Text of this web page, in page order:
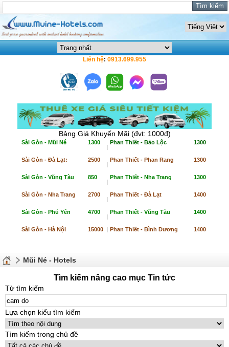
Liên hệ: 0913.699.955
Bảng Giá Khuyến Mãi (đvt: 1000đ)
Sài Gòn - Mũi Né 1300
|
Phan Thiết - Bảo Lộc 1300
Sài Gòn - Đà Lạt: 2500
|
Phan Thiết - Phan Rang 1300
Sài Gòn - Vũng Tàu 850
|
Phan Thiết - Nha Trang 1300
Sài Gòn - Nha Trang 2700
|
Phan Thiết - Đà Lạt 1400
Sài Gòn - Phú Yên 4700
|
Phan Thiết - Vũng Tàu 1400
Sài Gòn - Hà Nội 15000 | Phan Thiết - Bình Dương 1400
Mũi Né - Hotels
Tìm kiếm nâng cao mục Tin tức
Từ tìm kiếm
Lựa chọn kiểu tìm kiếm
Tìm kiếm trong chủ đề